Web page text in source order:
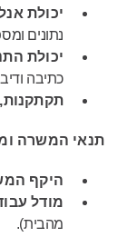
יכולת
נתונים
יכולת
כתיבה
תנאי המשרה
היקף
מודל
מהבית).